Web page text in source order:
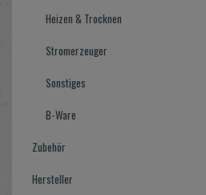
Heizen & Trocknen
Stromerzeuger
Sonstiges
B-Ware
Zubehör
Hersteller